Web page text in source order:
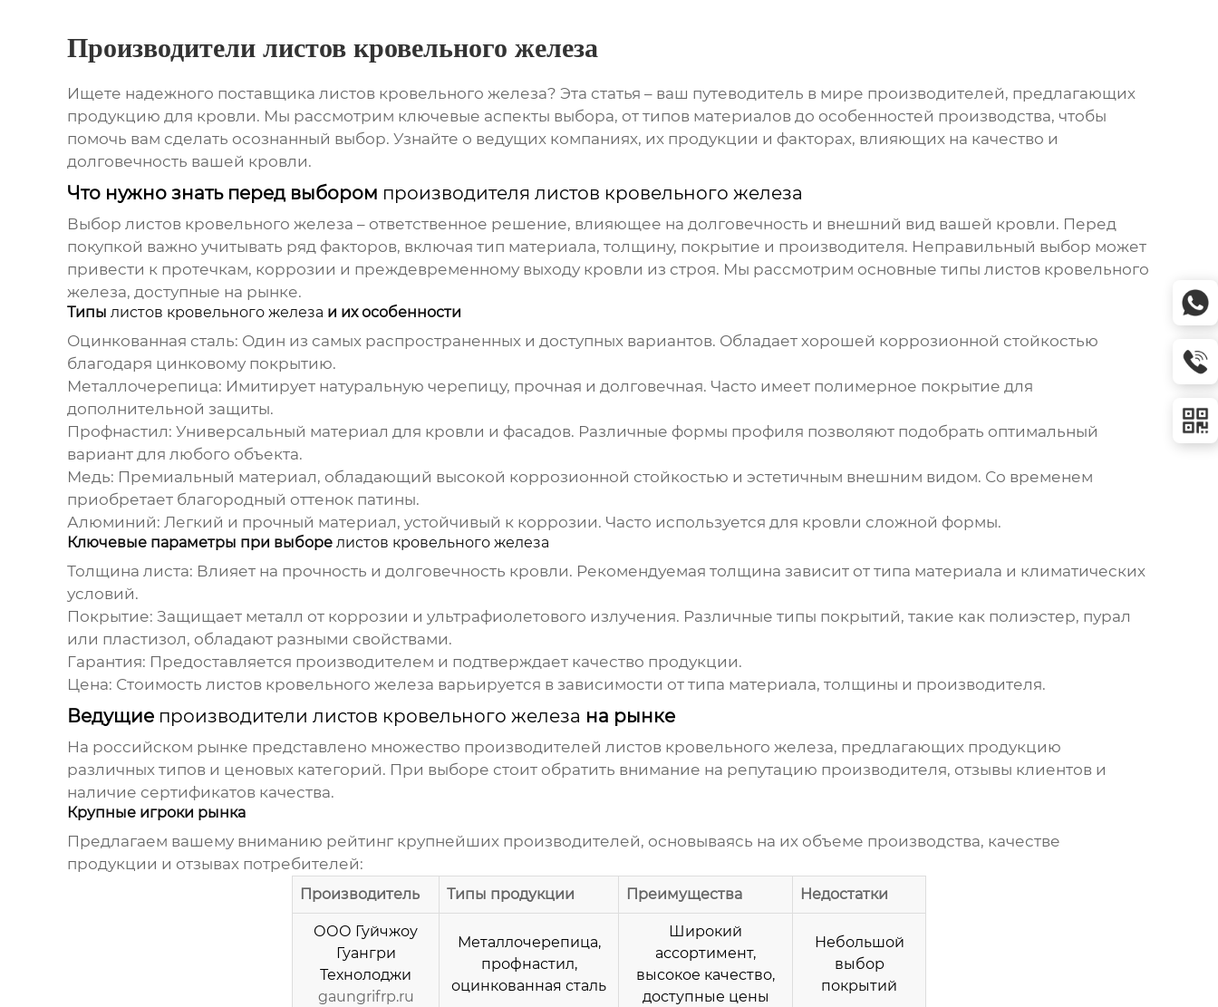
Производители листов кровельного железа
Ищете надежного поставщика листов кровельного железа? Эта статья – ваш путеводитель в мире производителей, предлагающих
продукцию для кровли. Мы рассмотрим ключевые аспекты выбора, от типов материалов до особенностей производства, чтобы
помочь вам сделать осознанный выбор. Узнайте о ведущих компаниях, их продукции и факторах, влияющих на качество и
долговечность вашей кровли.
Что нужно знать перед выбором производителя листов кровельного железа
Выбор листов кровельного железа – ответственное решение, влияющее на долговечность и внешний вид вашей кровли. Перед
покупкой важно учитывать ряд факторов, включая тип материала, толщину, покрытие и производителя. Неправильный выбор может
привести к протечкам, коррозии и преждевременному выходу кровли из строя. Мы рассмотрим основные типы листов кровельного
железа, доступные на рынке.
Типы листов кровельного железа и их особенности
Оцинкованная сталь: Один из самых распространенных и доступных вариантов. Обладает хорошей коррозионной стойкостью
благодаря цинковому покрытию.
Металлочерепица: Имитирует натуральную черепицу, прочная и долговечная. Часто имеет полимерное покрытие для
дополнительной защиты.
Профнастил: Универсальный материал для кровли и фасадов. Различные формы профиля позволяют подобрать оптимальный
вариант для любого объекта.
Медь: Премиальный материал, обладающий высокой коррозионной стойкостью и эстетичным внешним видом. Со временем
приобретает благородный оттенок патины.
Алюминий: Легкий и прочный материал, устойчивый к коррозии. Часто используется для кровли сложной формы.
Ключевые параметры при выборе листов кровельного железа
Толщина листа: Влияет на прочность и долговечность кровли. Рекомендуемая толщина зависит от типа материала и климатических
условий.
Покрытие: Защищает металл от коррозии и ультрафиолетового излучения. Различные типы покрытий, такие как полиэстер, пурал
или пластизол, обладают разными свойствами.
Гарантия: Предоставляется производителем и подтверждает качество продукции.
Цена: Стоимость листов кровельного железа варьируется в зависимости от типа материала, толщины и производителя.
Ведущие производители листов кровельного железа на рынке
На российском рынке представлено множество производителей листов кровельного железа, предлагающих продукцию
различных типов и ценовых категорий. При выборе стоит обратить внимание на репутацию производителя, отзывы клиентов и
наличие сертификатов качества.
Крупные игроки рынка
Предлагаем вашему вниманию рейтинг крупнейших производителей, основываясь на их объеме производства, качестве
продукции и отзывах потребителей:
Производитель Типы продукции Преимущества Недостатки
ООО Гуйчжоу
Гуангри
Технолоджи
gaungrifrp.ru
Металлочерепица,
профнастил,
оцинкованная сталь
Широкий
ассортимент,
высокое качество,
доступные цены
Небольшой
выбор
покрытий